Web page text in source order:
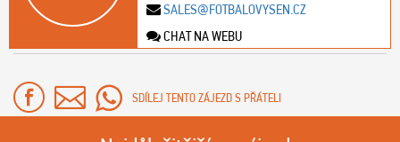
SALES@FOTBALOVYSEN.CZ
CHAT NA WEBU
SDÍLEJ TENTO ZÁJEZD S PŘÁTELI